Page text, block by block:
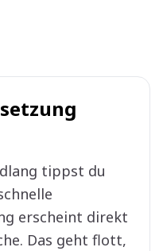
tippst du
erscheint direkt
Das geht flott,